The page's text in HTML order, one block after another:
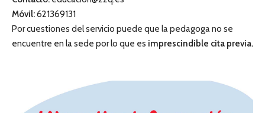
Móvil:621369131
Por cuestiones del servicio puede que la pedagoga no se
encuentre en la sede por lo que es imprescindible cita previa.